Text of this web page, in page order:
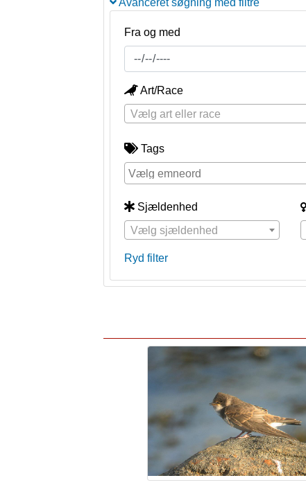
Avanceret søgning med filtre
Fra og med
Art/Race
Vælg art eller race
Tags
Sjældenhed
Vælg sjældenhed
Ryd filter